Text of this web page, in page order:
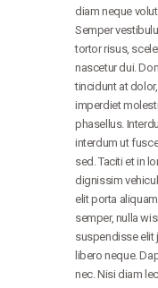
ŽÁCI
diam neque
Semper
tortor risus,
nascetur dui.
tincidunt at
imperdiet
phasellus.
interdum ut
sed. Taciti et in
dignissim
elit porta
semper, nulla
suspendisse elit
libero neque.
nec. Nisi diam